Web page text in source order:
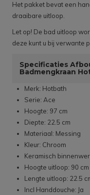
Het pakket bevat een
draaibare uitloop.
Let op! De bad uitloop
deze kunt u bij verwante
Specificaties
Badmengkraan
Merk: Hotbath
Serie: Ace
Hoogte: 97 cm
Diepte: 22.5 cm
Materiaal: Messing
Kleur: Chroom
Keramisch
Hoogte uitloop: 90 cm
Lengte uitloop: 22.5
Incl Handdouche: Ja